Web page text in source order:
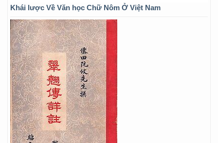
Khái lược Về Văn học Chữ Nôm Ở Việt Nam